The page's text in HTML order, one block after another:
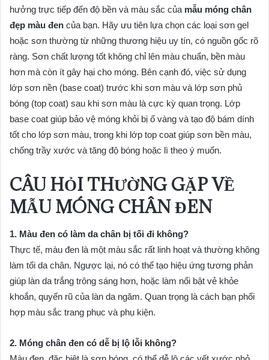
hưởng trực tiếp đến độ bền và màu sắc của mẫu móng chân
đẹp màu đen của bạn. Hãy ưu tiên lựa chọn các loại sơn gel
hoặc sơn thường từ những thương hiệu uy tín, có nguồn gốc rõ
ràng. Sơn chất lượng tốt không chỉ lên màu chuẩn, bền màu
hơn mà còn ít gây hại cho móng. Bên cạnh đó, việc sử dụng
lớp sơn nền (base coat) trước khi sơn màu và lớp sơn phủ
bóng (top coat) sau khi sơn màu là cực kỳ quan trọng. Lớp
base coat giúp bảo vệ móng khỏi bị ố vàng và tạo độ bám dính
tốt cho lớp sơn màu, trong khi lớp top coat giúp sơn bền màu,
chống trầy xước và tăng độ bóng hoặc lì theo ý muốn.
CÂU HỎI THƯỜNG GẶP VỀ
MẪU MÓNG CHÂN ĐEN
1. Màu đen có làm da chân bị tối đi không?
Thực tế, màu đen là một màu sắc rất linh hoạt và thường không
làm tối da chân. Ngược lại, nó có thể tạo hiệu ứng tương phản
giúp làn da trắng trông sáng hơn, hoặc làm nổi bật vẻ khỏe
khoắn, quyến rũ của làn da ngăm. Quan trọng là cách bạn phối
hợp màu sắc trang phục và phụ kiện.
2. Móng chân đen có dễ bị lộ lỗi không?